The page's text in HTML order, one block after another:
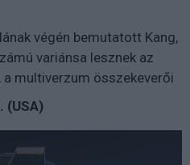
végén bemutatott Kang,
variánsa lesznek az
multiverzum összekeverői
(USA)